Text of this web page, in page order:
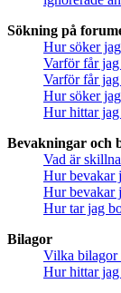
Sökning på
Hur söker
Varför får
Varför får
Hur söker
Hur hittar jag
Bevakningar och
Vad är
Hur bevakar
Hur bevakar
Hur tar jag
Bilagor
Vilka bilagor
Hur hittar